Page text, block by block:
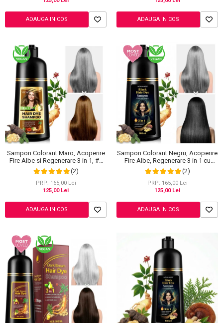
ADAUGA IN COS ADAUGA IN COS
Sampon Colorant Maro, Acoperire
Fire Albe si Regenerare 3 in 1, #2
Brown, 500 ml
(2)
PRP: 165,00 Lei
125,00 Lei
ADAUGA IN COS
Sampon Colorant Negru, Acoperire
Fire Albe, Regenerare 3 in 1 cu
Ghimbir, 500 ml
(2)
PRP: 165,00 Lei
125,00 Lei
ADAUGA IN COS